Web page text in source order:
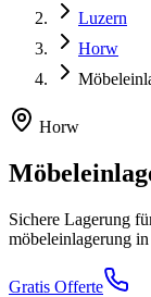
Luzern
Horw
Horw
Sichere Lagerung
möbeleinlagerung in
Gratis Offerte